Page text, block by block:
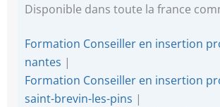
Disponible dans toute la france
Formation Conseiller en insertion
nantes |
Formation Conseiller en insertion
saint-brevin-les-pins |